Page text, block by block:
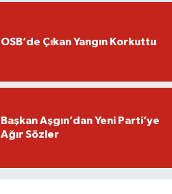
OSB’de Çıkan Yangın Korkuttu
Başkan Aşgın’dan Yeni Parti’ye
Ağır Sözler